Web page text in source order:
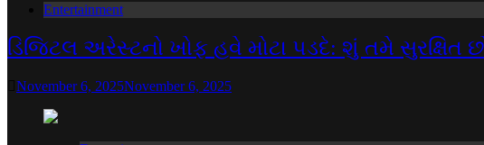
Entertainment
ડિજિટલ અરેસ્ટનો ખોફ હવે મોટા પડદે: શું તમે સુરક્ષિત
November 6, 2025November 6, 2025